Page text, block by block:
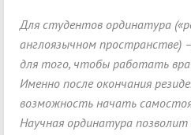
Для студентов ординатура
англоязычном пространстве)
для того, чтобы работать
Именно после окончания
возможность начать
Научная ординатура позволит